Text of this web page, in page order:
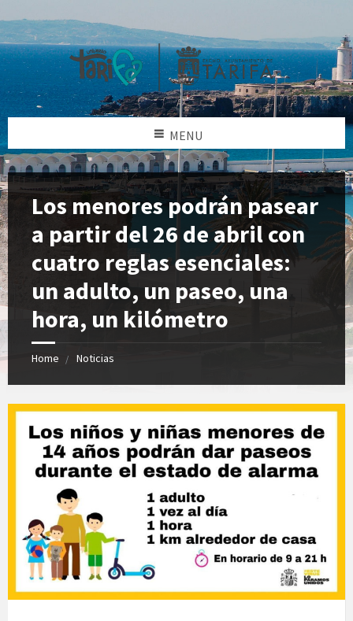
MENU
Los menores podrán pasear
a partir del 26 de abril con
cuatro reglas esenciales:
un adulto, un paseo, una
hora, un kilómetro
Home Noticias